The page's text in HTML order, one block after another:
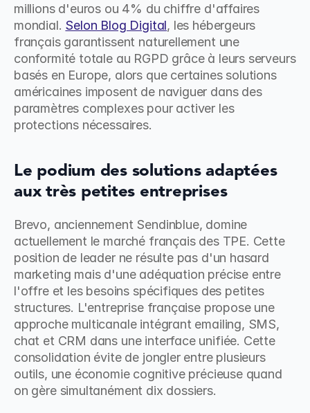
millions d'euros ou 4% du chiffre d'affaires
mondial. Selon Blog Digital, les hébergeurs
français garantissent naturellement une
conformité totale au RGPD grâce à leurs serveurs
basés en Europe, alors que certaines solutions
américaines imposent de naviguer dans des
paramètres complexes pour activer les
protections nécessaires.
Le podium des solutions adaptées
aux très petites entreprises
Brevo, anciennement Sendinblue, domine
actuellement le marché français des TPE. Cette
position de leader ne résulte pas d'un hasard
marketing mais d'une adéquation précise entre
l'offre et les besoins spécifiques des petites
structures. L'entreprise française propose une
approche multicanale intégrant emailing, SMS,
chat et CRM dans une interface unifiée. Cette
consolidation évite de jongler entre plusieurs
outils, une économie cognitive précieuse quand
on gère simultanément dix dossiers.